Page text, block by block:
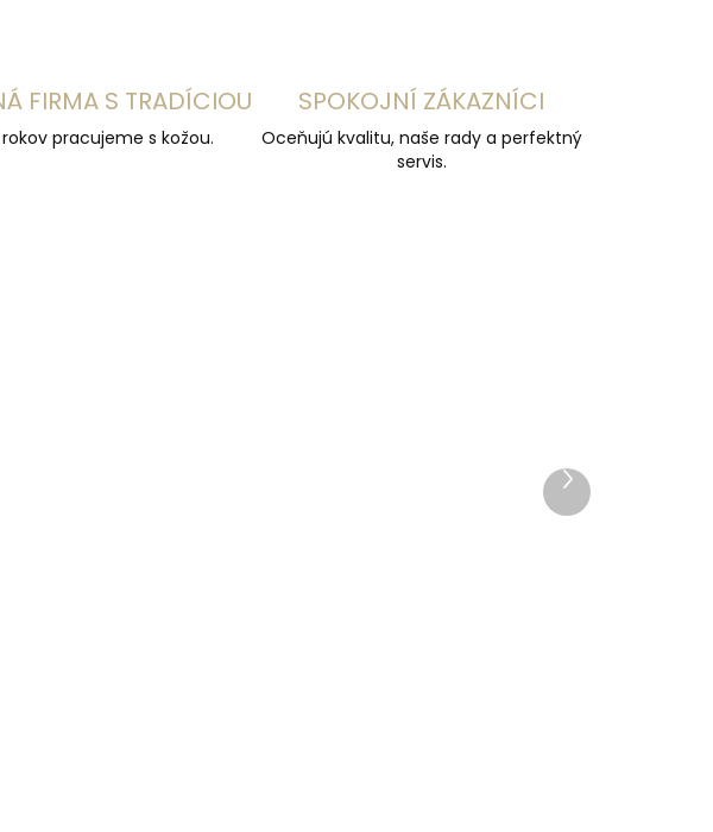
FIRMA S TRADÍCIOU
rokov pracujeme s kožou.
SPOKOJNÍ ZÁKAZNÍCI
Oceňujú kvalitu, naše rady a perfektný
servis.
Ďalší
produkt